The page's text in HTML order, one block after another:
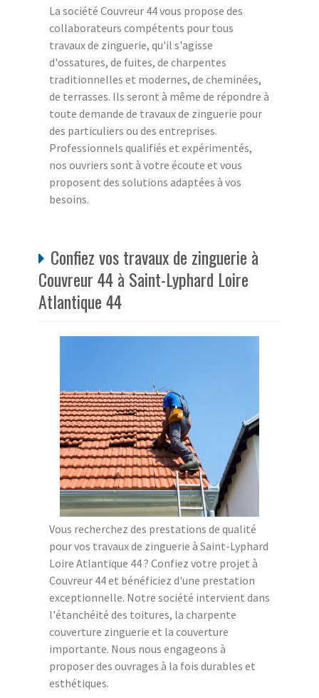
La société Couvreur 44 vous propose des
collaborateurs compétents pour tous
travaux de zinguerie, qu'il s'agisse
d'ossatures, de fuites, de charpentes
traditionnelles et modernes, de cheminées,
de terrasses. Ils seront à même de répondre à
toute demande de travaux de zinguerie pour
des particuliers ou des entreprises.
Professionnels qualifiés et expérimentés,
nos ouvriers sont à votre écoute et vous
proposent des solutions adaptées à vos
besoins.
Confiez vos travaux de zinguerie à
Couvreur 44 à Saint-Lyphard Loire
Atlantique 44
Vous recherchez des prestations de qualité
pour vos travaux de zinguerie à Saint-Lyphard
Loire Atlantique 44 ? Confiez votre projet à
Couvreur 44 et bénéficiez d'une prestation
exceptionnelle. Notre société intervient dans
l'étanchéité des toitures, la charpente
couverture zinguerie et la couverture
importante. Nous nous engageons à
proposer des ouvrages à la fois durables et
esthétiques.